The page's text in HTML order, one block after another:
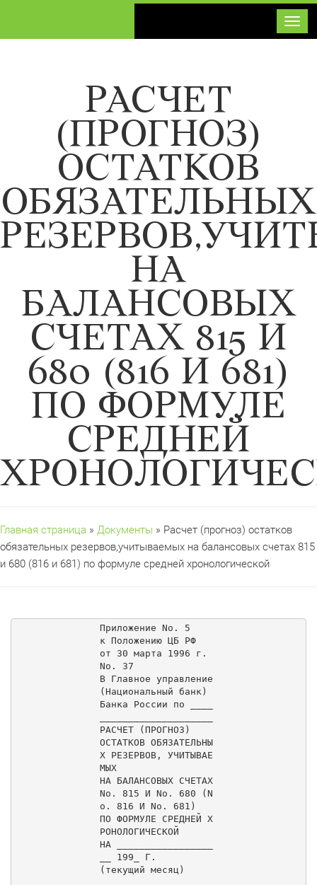
РАСЧЕТ
(ПРОГНОЗ)
ОСТАТКОВ
ОБЯЗАТЕЛЬНЫХ
НА
БАЛАНСОВЫХ
СЧЕТАХ 815 И
680 (816 И 681)
ПО ФОРМУЛЕ
СРЕДНЕЙ
Главная страница » Документы » Расчет (прогноз) остатков
обязательных резервов,учитываемых на балансовых счетах 815
и 680 (816 и 681) по формуле средней хронологической
Приложение Nо. 5
к Положению ЦБ РФ
от 30 марта 1996 г.
Nо. 37
В Главное управление
(Национальный банк)
Банка России по ____
РАСЧЕТ (ПРОГНОЗ)
ОСТАТКОВ ОБЯЗАТЕЛЬНЫ
Х РЕЗЕРВОВ, УЧИТЫВАЕ
МЫХ
НА БАЛАНСОВЫХ СЧЕТАХ
Nо. 815 И Nо. 680 (N
о. 816 И Nо. 681)
ПО ФОРМУЛЕ СРЕДНЕЙ Х
РОНОЛОГИЧЕСКОЙ
НА _________________
__ 199_ Г.
(текущий месяц)